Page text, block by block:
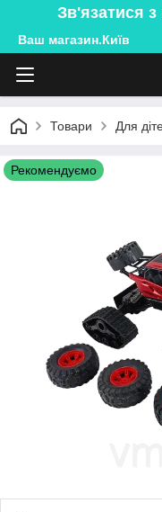
Зв'язатися з
Ваш магазин.Київ
Товари Для
Рекомендуємо